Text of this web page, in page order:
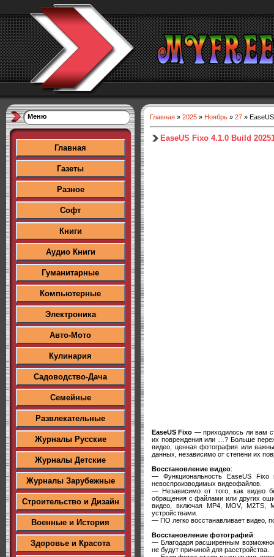
Меню
Главная
Газеты
Разное
Софт
Книги
Аудио Книги
Гуманитарные
Компьютерные
Электроника
Авто-Мото
Кулинария
Садоводство-Дача
Семейные
Развлекательные
Журналы Русские
Журналы Детские
Журналы Зарубежные
Строительство и Дизайн
Военные и История
Здоровье и Красота
Главная » 2025 » Ноябрь » 27 »
EaseUS Fixo 4.1.0 Build
EaseUS Fixo — приходилось ли вам
их повреждения или …? Больше
видео, ценная фотография или
данных, независимо от степени их
Восстановление видео:
— Функциональность EaseUS
невоспроизводимых видеофайлов.
— Независимо от того, как видео
обращения с файлами или других
видео, включая MP4, MOV, M2TS,
устройствами.
— ПО легко восстанавливает видео,
Восстановление фотографий:
— Благодаря расширенным
не будут причиной для расстройства.